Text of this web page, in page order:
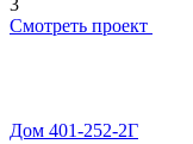
3
Смотреть проект
Дом 401-252-2Г